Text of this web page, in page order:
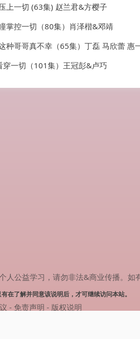
上一切 (63集) 赵兰君&方樱子
掌控一切（80集）肖泽楷&邓靖
种哥哥真不幸（65集）丁磊 马欣蕾 惠
穿一切（101集）王冠彭&卢巧
公益学习，请勿非法&商业传播。
在了解并同意该说明后，才可继续访问本站。
- 免责声明 - 版权说明